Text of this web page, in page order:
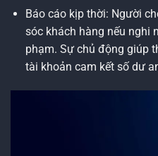
Báo cáo kịp thời: Người
sóc khách hàng nếu nghi
phạm. Sự chủ động giúp
tài khoản cam kết số dư